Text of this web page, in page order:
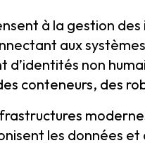
à la gestion
aux
d’identités non
conteneurs, des
les données